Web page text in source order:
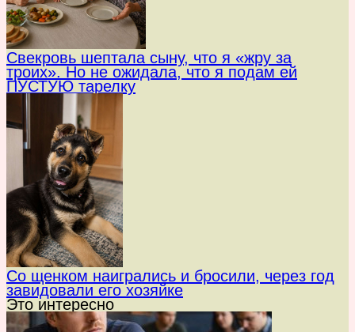
Свекровь шептала сыну, что я «жру за
троих». Но не ожидала, что я подам ей
ПУСТУЮ тарелку
Со щенком наигрались и бросили, через год
завидовали его хозяйке
Это интересно